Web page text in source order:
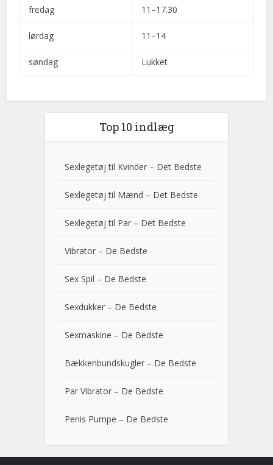
fredag 11–17.30
lørdag 11–14
søndag Lukket
Top 10 indlæg
Sexlegetøj til Kvinder – Det Bedste
Sexlegetøj til Mænd – Det Bedste
Sexlegetøj til Par – Det Bedste
Vibrator – De Bedste
Sex Spil – De Bedste
Sexdukker – De Bedste
Sexmaskine – De Bedste
Bækkenbundskugler – De Bedste
Par Vibrator – De Bedste
Penis Pumpe – De Bedste